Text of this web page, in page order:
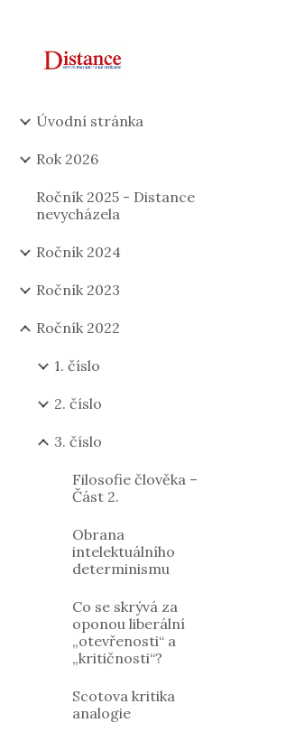
Úvodní stránka
Rok 2026
Ročník 2025 - Distance
nevycházela
Ročník 2024
Ročník 2023
Ročník 2022
1. číslo
2. číslo
3. číslo
Filosofie člověka –
Část 2.
Obrana
intelektuálního
determinismu
Co se skrývá za
oponou liberální
„otevřenosti“ a
„kritičnosti“?
Scotova kritika
analogie